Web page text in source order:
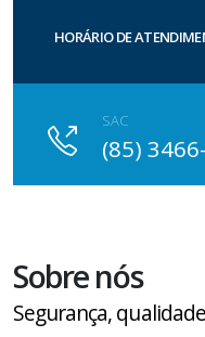
HORÁRIO DE
SAC
(85)
Sobre nós
Segurança,